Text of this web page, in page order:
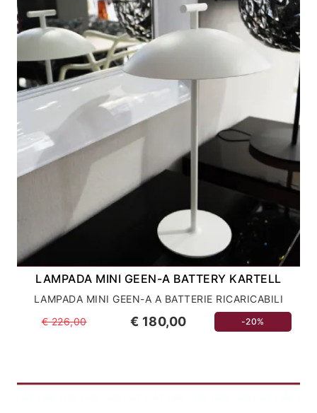
LAMPADA MINI GEEN-A BATTERY KARTELL
LAMPADA MINI GEEN-A A BATTERIE RICARICABILI
€ 226,00
€ 180,00 -20%